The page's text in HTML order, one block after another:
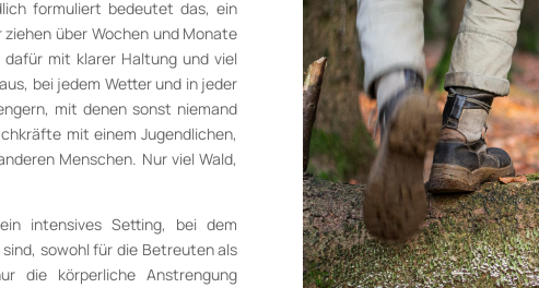
formuliert bedeutet das, ein
über Wochen und Monate
mit klarer Haltung und viel
bei jedem Wetter und in jeder
mit denen sonst niemand
mit einem Jugendlichen,
Menschen. Nur viel Wald,
intensives Setting, bei dem
sowohl für die Betreuten als
die körperliche Anstrengung